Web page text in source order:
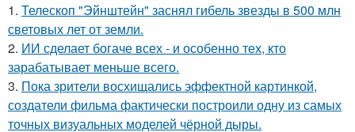
1. Телескоп "Эйнштейн" заснял гибель звезды в 500 млн
световых лет от земли.
2. ИИ сделает богаче всех - и особенно тех, кто
зарабатывает меньше всего.
3. Пока зрители восхищались эффектной картинкой,
создатели фильма фактически построили одну из самых
точных визуальных моделей чёрной дыры.